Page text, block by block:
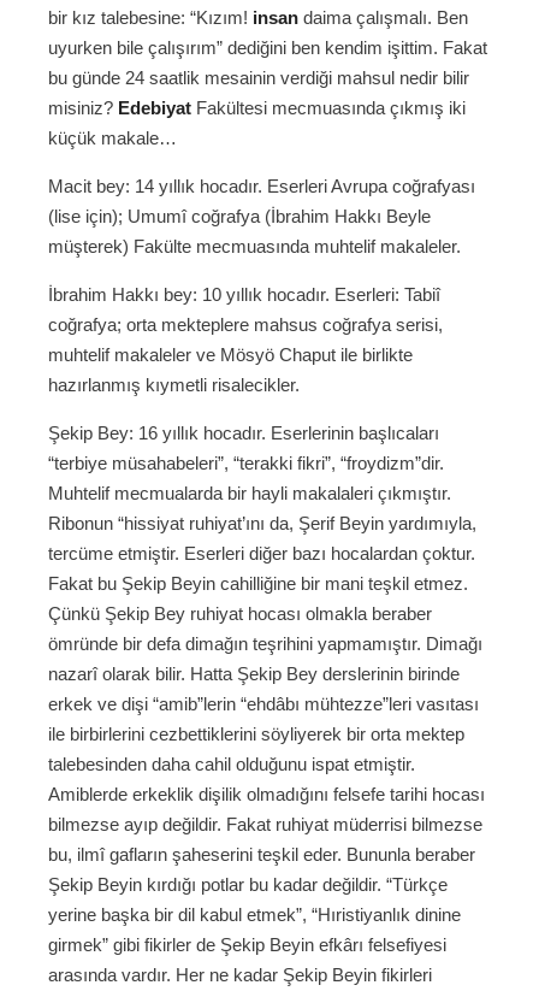
bir kız talebesine: “Kızım! insan daima çalışmalı. Ben
uyurken bile çalışırım” dediğini ben kendim işittim. Fakat
bu günde 24 saatlik mesainin verdiği mahsul nedir bilir
misiniz? Edebiyat Fakültesi mecmuasında çıkmış iki
küçük makale…
Macit bey: 14 yıllık hocadır. Eserleri Avrupa coğrafyası
(lise için); Umumî coğrafya (İbrahim Hakkı Beyle
müşterek) Fakülte mecmuasında muhtelif makaleler.
İbrahim Hakkı bey: 10 yıllık hocadır. Eserleri: Tabiî
coğrafya; orta mekteplere mahsus coğrafya serisi,
muhtelif makaleler ve Mösyö Chaput ile birlikte
hazırlanmış kıymetli risalecikler.
Şekip Bey: 16 yıllık hocadır. Eserlerinin başlıcaları
“terbiye müsahabeleri”, “terakki fikri”, “froydizm”dir.
Muhtelif mecmualarda bir hayli makalaleri çıkmıştır.
Ribonun “hissiyat ruhiyat’ını da, Şerif Beyin yardımıyla,
tercüme etmiştir. Eserleri diğer bazı hocalardan çoktur.
Fakat bu Şekip Beyin cahilliğine bir mani teşkil etmez.
Çünkü Şekip Bey ruhiyat hocası olmakla beraber
ömründe bir defa dimağın teşrihini yapmamıştır. Dimağı
nazarî olarak bilir. Hatta Şekip Bey derslerinin birinde
erkek ve dişi “amib”lerin “ehdâbı mühtezze”leri vasıtası
ile birbirlerini cezbettiklerini söyliyerek bir orta mektep
talebesinden daha cahil olduğunu ispat etmiştir.
Amiblerde erkeklik dişilik olmadığını felsefe tarihi hocası
bilmezse ayıp değildir. Fakat ruhiyat müderrisi bilmezse
bu, ilmî gafların şaheserini teşkil eder. Bununla beraber
Şekip Beyin kırdığı potlar bu kadar değildir. “Türkçe
yerine başka bir dil kabul etmek”, “Hıristiyanlık dinine
girmek” gibi fikirler de Şekip Beyin efkârı felsefiyesi
arasında vardır. Her ne kadar Şekip Beyin fikirleri